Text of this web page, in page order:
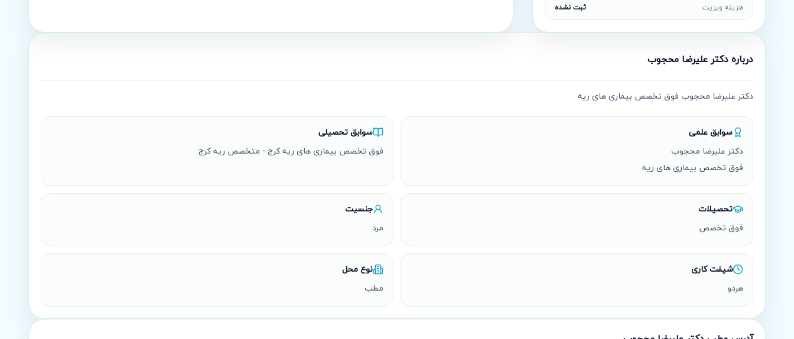
هزینه ویزیت ثبت نشده
دربارهدکتر علیرضا محجوب
دکتر علیرضا محجوب فوق تخصص بیماری های ریه
سوابق علمی
فوق تخصص بیماری های ریه
سوابق تحصیلی
فوق تخصص بیماری های ریه کرج - متخصص ریه کرج
تحصیلات
فوق تخصص
جنسیت
مرد
شیفت کاری
هردو
نوع محل
مطب